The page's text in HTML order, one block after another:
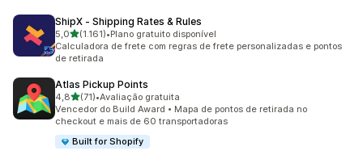
ShipX ‑ Shipping Rates & Rules
5,0de 5 estrelas
(1.161)
1161 avaliações ao todo
•Plano gratuito disponível
Calculadora de frete com regras de frete personalizadas e pontos
de retirada
Atlas Pickup Points
4,8de 5 estrelas
(71)
71 avaliações ao todo
•Avaliação gratuita
Vencedor do Build Award • Mapa de pontos de retirada no
checkout e mais de 60 transportadoras
Built for Shopify